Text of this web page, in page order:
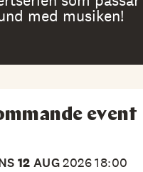
med musiken!
event
12 AUG202618:00